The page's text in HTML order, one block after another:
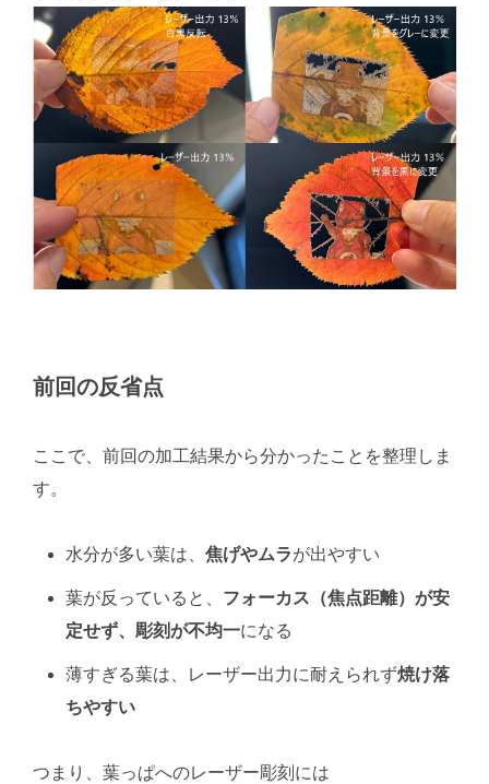
前回の反省点
ここで、前回の加工結果から分かったことを整理しま
す。
水分が多い葉は、 焦げやムラが出やすい
葉が反っていると、 フォーカス（焦点距離）が安
定せず、彫刻が不均一になる
薄すぎる葉は、レーザー出力に耐えられず焼け落
ちやすい
つまり、葉っぱへのレーザー彫刻には